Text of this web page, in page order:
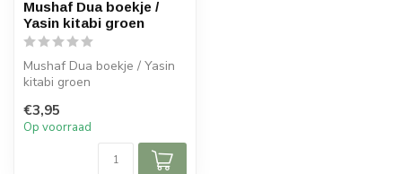
Mushaf Dua boekje /
Yasin kitabi groen
Mushaf Dua boekje / Yasin
kitabi groen
€3,95
Op voorraad